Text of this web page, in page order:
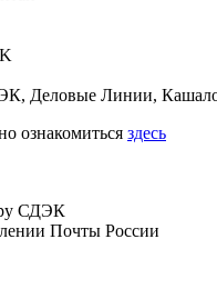
Деловые Линии,
ознакомиться здесь
СДЭК
Почты России